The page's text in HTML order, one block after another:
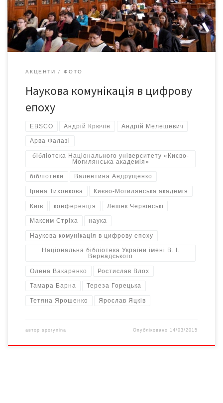
«Наукова комунікація в цифрову епоху».
АКЦЕНТИ ФОТО
Наукова комунікація в цифрову
епоху
EBSCO Андрій Крючін Андрій Мелешевич
Арва Фалазі
бібліотека Національного університету «Києво-
Могилянська академія»
бібліотеки Валентина Андрущенко
Ірина Тихонкова Києво-Могилянська академія
Київ конференція Лешек Червінські
Максим Стріха наука
Наукова комунікація в цифрову епоху
Національна бібліотека України імені В. І.
Вернадського
Олена Вакаренко Ростислав Влох
Тамара Барна Тереза Горецька
Тетяна Ярошенко Ярослав Яцків
автор sporynina Опубліковано 14/03/2015